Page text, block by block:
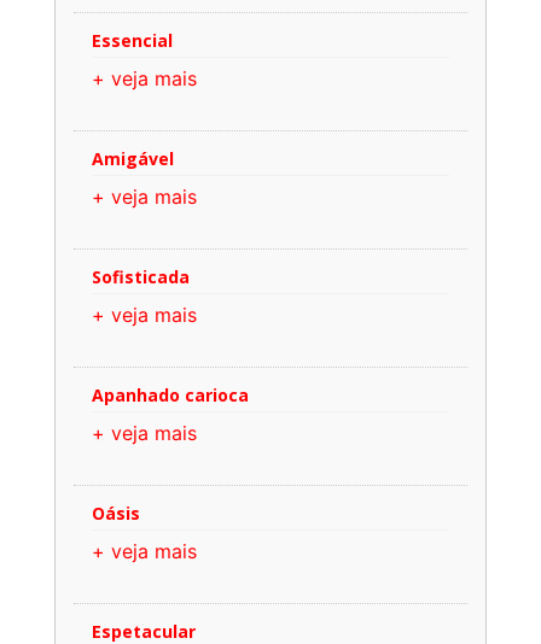
Essencial
+ veja mais
Amigável
+ veja mais
Sofisticada
+ veja mais
Apanhado carioca
+ veja mais
Oásis
+ veja mais
Espetacular